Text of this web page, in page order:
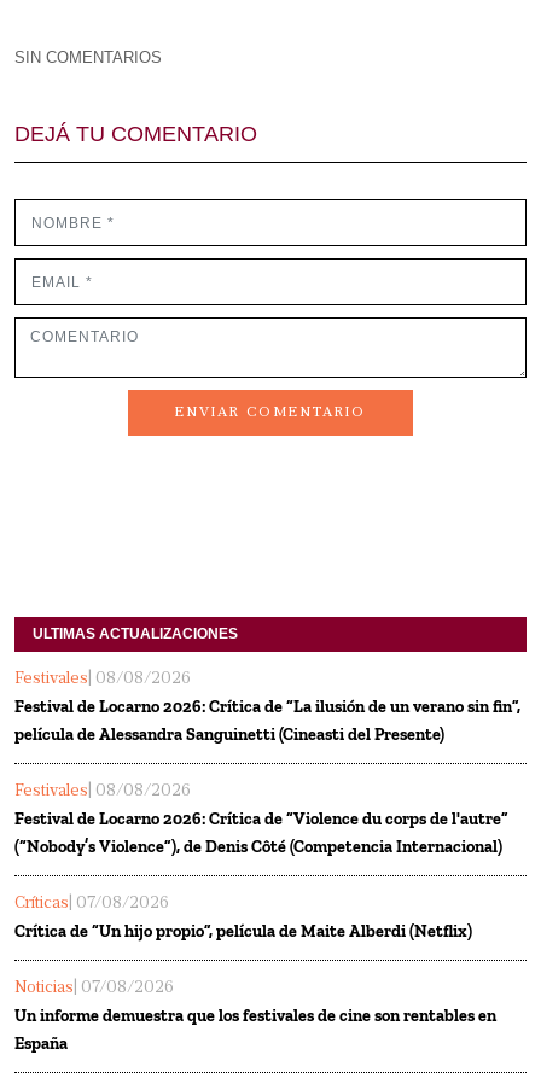
SIN COMENTARIOS
DEJÁ TU COMENTARIO
ENVIAR COMENTARIO
ULTIMAS ACTUALIZACIONES
Festivales | 08/08/2026
Festival de Locarno 2026: Crítica de “La ilusión de un verano sin fin”,
película de Alessandra Sanguinetti (Cineasti del Presente)
Festivales | 08/08/2026
Festival de Locarno 2026: Crítica de “Violence du corps de l'autre”
(“Nobody’s Violence”), de Denis Côté (Competencia Internacional)
Críticas | 07/08/2026
Crítica de “Un hijo propio”, película de Maite Alberdi (Netflix)
Noticias | 07/08/2026
Un informe demuestra que los festivales de cine son rentables en
España